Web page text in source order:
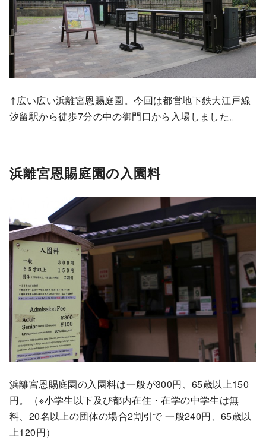
↑広い広い浜離宮恩賜庭園。今回は都営地下鉄大江戸線
汐留駅から徒歩7分の中の御門口から入場しました。
浜離宮恩賜庭園の入園料
浜離宮恩賜庭園の入園料は一般が300円、65歳以上150
円。（※小学生以下及び都内在住・在学の中学生は無
料、20名以上の団体の場合2割引で 一般240円、65歳以
上120円）